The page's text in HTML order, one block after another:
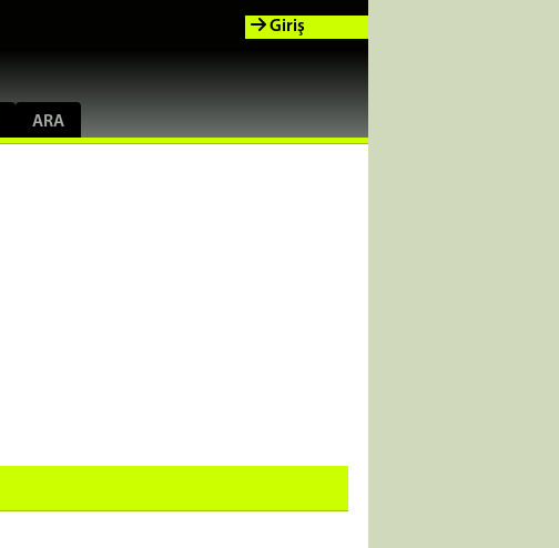
ARA
Giriş